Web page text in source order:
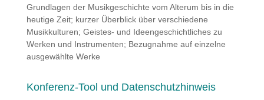
Grundlagen der Musikgeschichte vom Alterum bis in die
heutige Zeit; kurzer Überblick über verschiedene
Musikkulturen; Geistes- und Ideengeschichtliches zu
Werken und Instrumenten; Bezugnahme auf einzelne
ausgewählte Werke
Konferenz-Tool und Datenschutzhinweis